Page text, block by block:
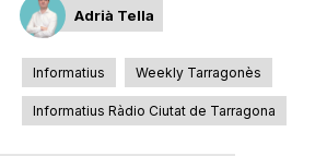
Adrià Tella
Informatius Weekly Tarragonès
Informatius Ràdio Ciutat de Tarragona